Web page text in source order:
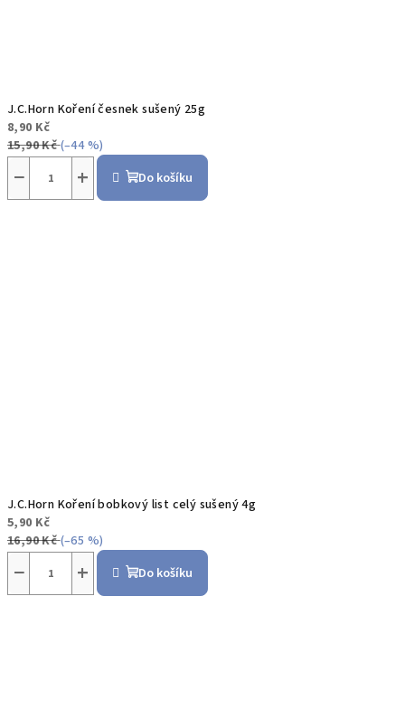
J.C.Horn Koření česnek sušený 25g
8,90 Kč
15,90 Kč(–44 %)
+
− Do košíku
J.C.Horn Koření bobkový list celý sušený 4g
5,90 Kč
16,90 Kč(–65 %)
+
− Do košíku